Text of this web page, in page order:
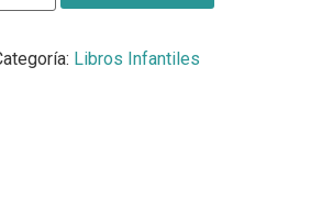
Libros Infantiles